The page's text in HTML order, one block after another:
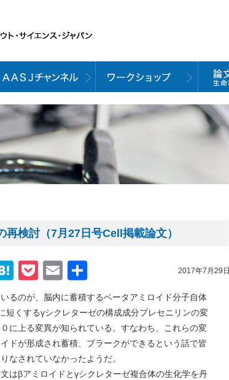
検討（7月27日号Cell掲載論文）
2017年7月29日
Hatena
Pocket
Email
有
るのが、脳内に蓄積するベータアミロイド分子自体
くするγシクレターゼの構成成分プレセニリンの変
に上る変異が知られている。すなわち、これらの変
ドが形成され蓄積、プラークができるという話で皆
なされていなかったようだ。
βアミロイドとγシクレターゼ複合体の生化学を丹